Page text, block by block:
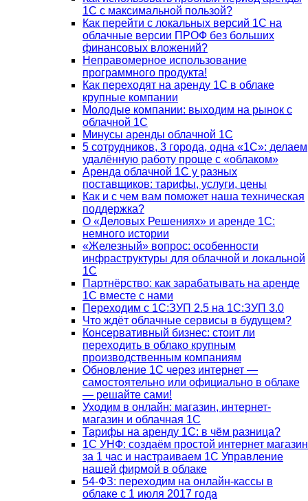
1С с максимальной пользой?
Как перейти с локальных версий 1С на
облачные версии ПРОФ без больших
финансовых вложений?
Неправомерное использование
программного продукта!
Как переходят на аренду 1С в облаке
крупные компании
Молодые компании: выходим на рынок с
облачной 1С
Минусы аренды облачной 1С
5 сотрудников, 3 города, одна «1С»: делаем
удалённую работу проще с «облаком»
Аренда облачной 1С у разных
поставщиков: тарифы, услуги, цены
Как и с чем вам поможет наша техническая
поддержка?
О «Деловых Решениях» и аренде 1С:
немного истории
«Железный» вопрос: особенности
инфраструктуры для облачной и локальной
1С
Партнёрство: как зарабатывать на аренде
1С вместе с нами
Переходим с 1С:ЗУП 2.5 на 1С:ЗУП 3.0
Что ждёт облачные сервисы в будущем?
Консервативный бизнес: стоит ли
переходить в облако крупным
производственным компаниям
Обновление 1С через интернет —
самостоятельно или официально в облаке
— решайте сами!
Уходим в онлайн: магазин, интернет-
магазин и облачная 1С
Тарифы на аренду 1С: в чём разница?
1С УНФ: создаём простой интернет магазин
за 1 час и настраиваем 1С Управление
нашей фирмой в облаке
54-ФЗ: переходим на онлайн-кассы в
облаке с 1 июля 2017 года